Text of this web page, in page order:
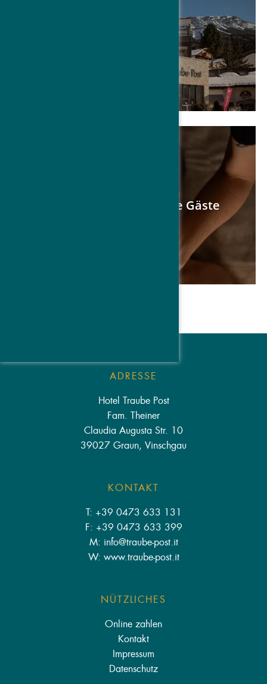
ADRESSE
Hotel Traube Post
Fam. Theiner
Claudia Augusta Str. 10
39027 Graun, Vinschgau
KONTAKT
T: +39 0473 633 131
F: +39 0473 633 399
M: info@traube-post.it
W: www.traube-post.it
NÜTZLICHES
Online zahlen
Kontakt
Impressum
Datenschutz